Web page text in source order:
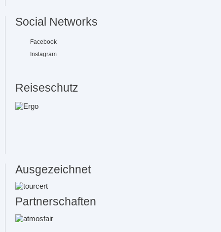
Social Networks
Facebook
Instagram
Reiseschutz
Ausgezeichnet
Partnerschaften